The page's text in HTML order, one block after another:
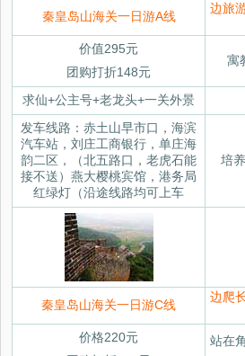
秦皇岛山海关一日游A线
边旅
价值295元
团购打折148元
寓
求仙+公主号+老龙头+一关外景
发车线路：赤土山早市口，海滨
汽车站，刘庄工商银行，单庄海
韵二区，（北五路口，老虎石能
接不送）燕大樱桃宾馆，港务局
红绿灯（沿途线路均可上车
培
秦皇岛山海关一日游C线
边爬
价格220元
站在